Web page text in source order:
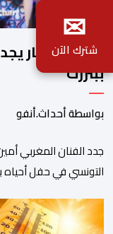
أمين بودشار
ببنزرت
بواسطة أحداث.أنفو
جدد الفنان المغربي
التونسي في حفل أحياه
لصيغة “الجمهور
✉
شترك الآن